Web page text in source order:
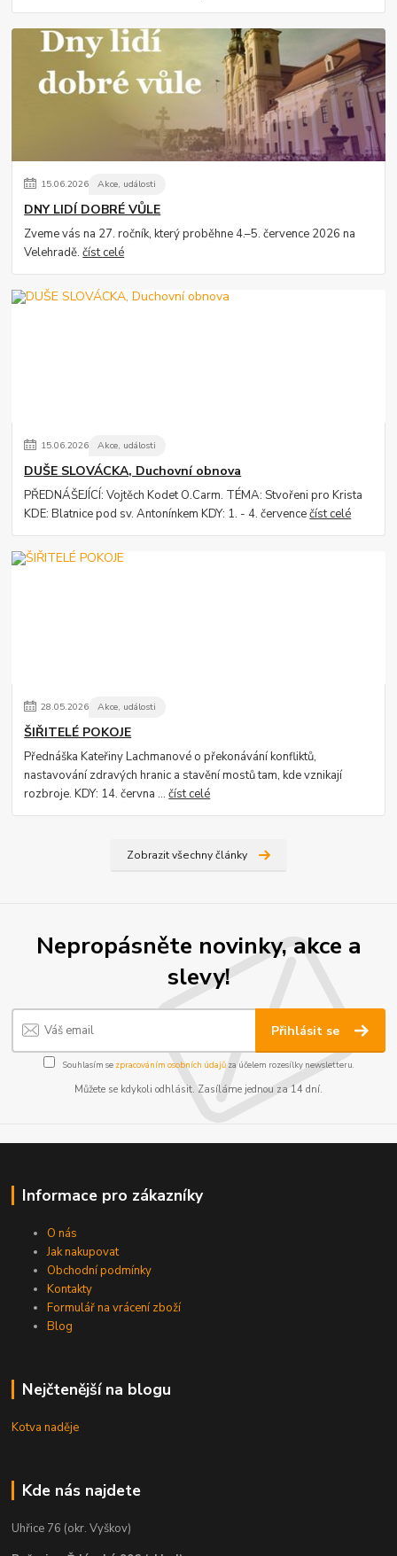
15.06.2026 Akce, události
DNY LIDÍ DOBRÉ VŮLE
Zveme vás na 27. ročník, který proběhne 4.–5. července 2026 na
Velehradě.číst celé
15.06.2026 Akce, události
DUŠE SLOVÁCKA, Duchovní obnova
PŘEDNÁŠEJÍCÍ: Vojtěch Kodet O.Carm. TÉMA: Stvořeni pro Krista
KDE: Blatnice pod sv. Antonínkem KDY: 1. - 4. červencečíst celé
28.05.2026 Akce, události
ŠIŘITELÉ POKOJE
Přednáška Kateřiny Lachmanové o překonávání konfliktů,
nastavování zdravých hranic a stavění mostů tam, kde vznikají
rozbroje. KDY: 14. června ...číst celé
Zobrazit všechny články
Nepropásněte novinky, akce a
slevy!
Přihlásit se
Souhlasím se zpracováním osobních údajůza účelem rozesílky newsletteru.
Můžete se kdykoli odhlásit. Zasíláme jednou za 14 dní.
Informace pro zákazníky
O nás
Jak nakupovat
Obchodní podmínky
Kontakty
Formulář na vrácení zboží
Blog
Nejčtenější na blogu
Kotva naděje
Kde nás najdete
Uhřice 76 (okr. Vyškov)